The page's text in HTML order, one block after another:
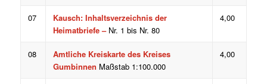
07
Kausch: Inhaltsverzeichnis der
Heimatbriefe – Nr. 1 bis Nr. 80
4,00
08
Amtliche Kreiskarte des Kreises
Gumbinnen Maßstab 1:100.000
4,00